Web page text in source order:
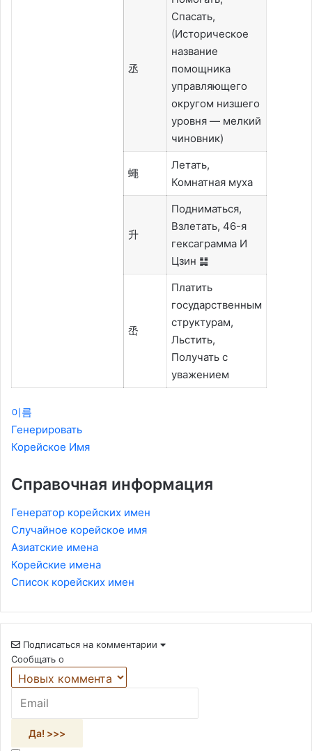
丞
Спасать,
(Историческое
название
помощника
управляющего
округом низшего
уровня — мелкий
чиновник)
蠅
Летать,
Комнатная муха
升
Подниматься,
Взлетать, 46-я
гексаграмма И
Цзин ䷭
㞼
Платить
государственным
структурам,
Льстить,
Получать с
уважением
이름
Генерировать
Корейское Имя
Справочная информация
Генератор корейских имен
Случайное корейское имя
Азиатские имена
Корейские имена
Список корейских имен
Подписаться на комментарии
Сообщать о